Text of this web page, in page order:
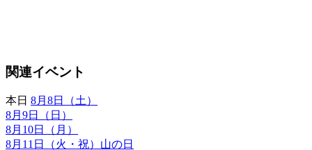
関連イベント
本日 8月8日（土）
8月9日（日）
8月10日（月）
8月11日（火・祝）山の日